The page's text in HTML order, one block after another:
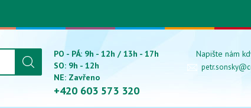
PO - PÁ: 9h - 12h / 13h - 17h
SO: 9h - 12h
NE: Zavřeno
+420 603 573 320
Napište nám